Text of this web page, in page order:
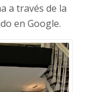
a través de la
en Google.